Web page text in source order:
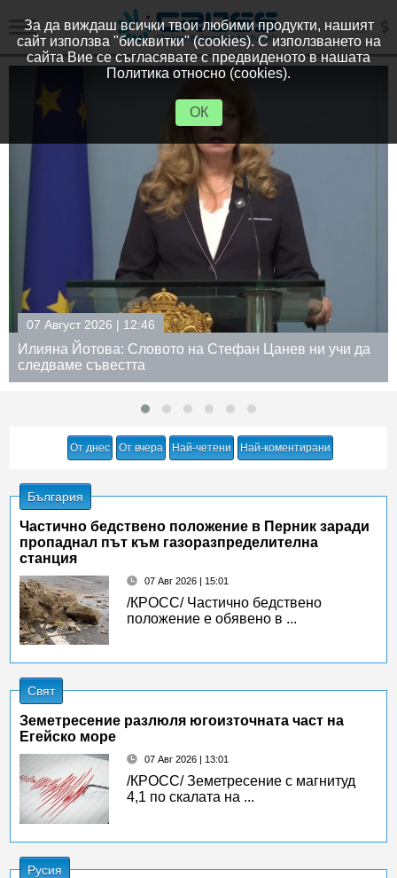
07 Август 2026 | 12:46
Илияна Йотова: Словото на Стефан Цанев ни учи да
следваме съвестта
От днес От вчера Най-четени Най-коментирани
България
Частично бедствено положение в Перник заради
пропаднал път към газоразпределителна
станция
07 Авг 2026 | 15:01
/КРОСС/ Частично бедствено
положение е обявено в ...
Свят
Земетресение разлюля югоизточната част на
Егейско море
07 Авг 2026 | 13:01
/КРОСС/ Земетресение с магнитуд
4,1 по скалата на ...
Русия
За да виждаш всички твои любими продукти, нашият
сайт използва "бисквитки" (cookies). С използването на
сайта Вие се съгласявате с предвиденото в нашата
Политика относно (cookies).
ОК